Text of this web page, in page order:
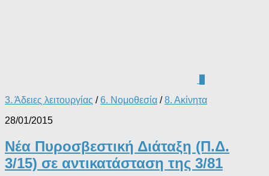
3. Άδειες λειτουργίας /6. Νομοθεσία /8. Ακίνητα
28/01/2015
Νέα Πυροσβεστική Διάταξη (Π.Δ.
3/15) σε αντικατάσταση της 3/81